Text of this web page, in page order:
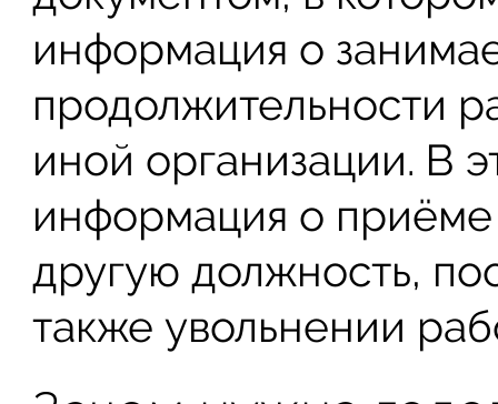
информация о
продолжительности
иной организации. В
информация о
другую должность,
также увольнении